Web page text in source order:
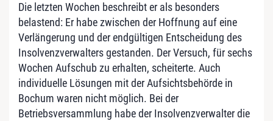
Die letzten Wochen beschreibt er als besonders
belastend: Er habe zwischen der Hoffnung auf eine
Verlängerung und der endgültigen Entscheidung des
Insolvenzverwalters gestanden. Der Versuch, für sechs
Wochen Aufschub zu erhalten, scheiterte. Auch
individuelle Lösungen mit der Aufsichtsbehörde in
Bochum waren nicht möglich. Bei der
Betriebsversammlung habe der Insolvenzverwalter die